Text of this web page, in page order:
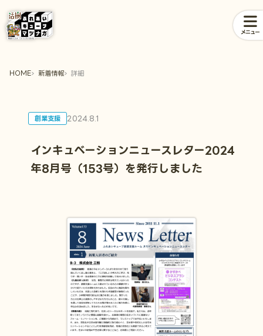
メニュー
HOME 新着情報 詳細
創業支援 2024.8.1
インキュベーションニュースレター2024
年8月号（153号）を発行しました